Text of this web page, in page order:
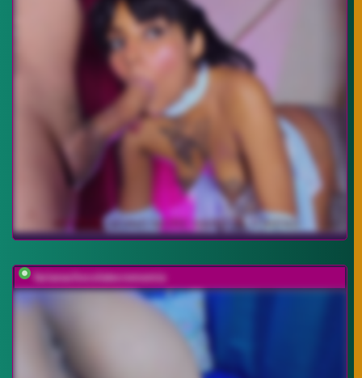
farianachocolatecrememia